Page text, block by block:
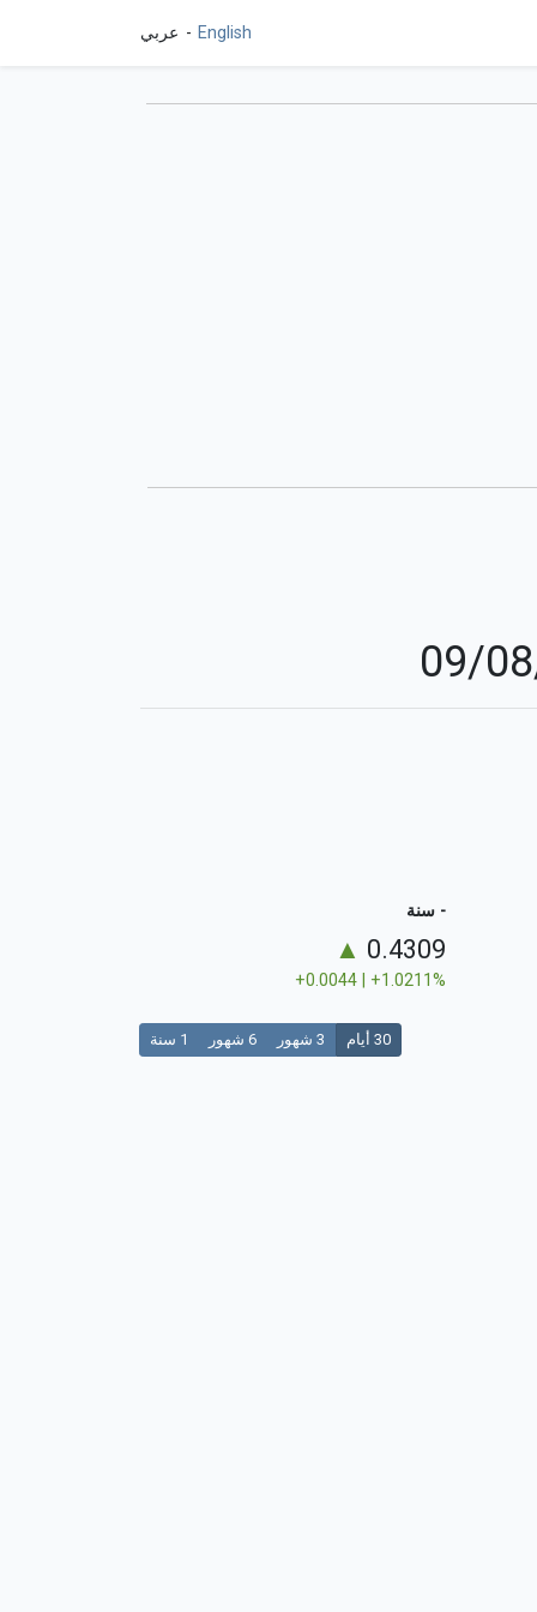
English عربي
- سنة
0.4309
▲
+0.0044 | +1.0211%
30 أيام 3 شهور 6 شهور 1 سنة